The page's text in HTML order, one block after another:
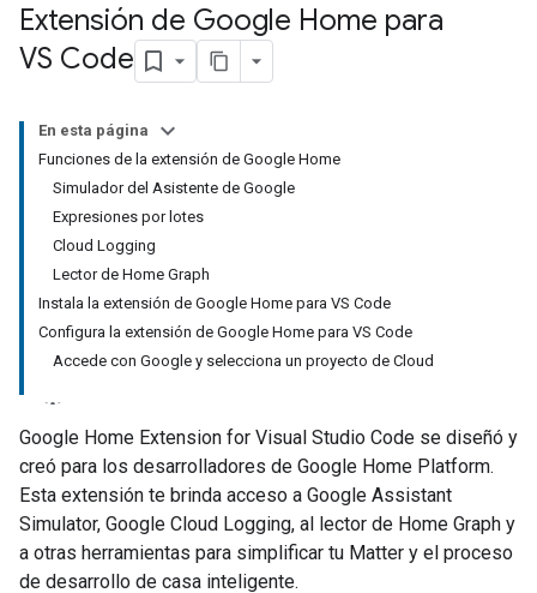
Extensión de Google Home para
VS Code
En esta página
Funciones de la extensión de Google Home
Simulador del Asistente de Google
Expresiones por lotes
Cloud Logging
Lector de Home Graph
Instala la extensión de Google Home para VS Code
Configura la extensión de Google Home para VS Code
Accede con Google y selecciona un proyecto de Cloud
Google Home Extension for Visual Studio Code se diseñó y
creó para los desarrolladores de Google Home Platform.
Esta extensión te brinda acceso a Google Assistant
Simulator, Google Cloud Logging, al lector de Home Graph y
a otras herramientas para simplificar tu Matter y el proceso
de desarrollo de casa inteligente.